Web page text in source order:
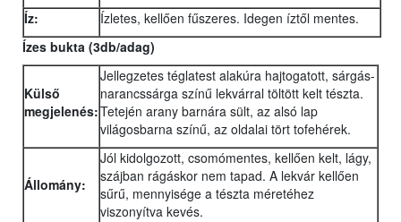
Íz:
Ízletes, kellően fűszeres. Idegen íztől mentes.
Ízes bukta (3db/adag)
Külső
megjelenés:
Jellegzetes téglatest alakúra hajtogatott, sárgás-
narancssárga színű lekvárral töltött kelt tészta.
Tetején arany barnára sült, az alsó lap
világosbarna színű, az oldalai tört tofehérek.
Állomány:
Jól kidolgozott, csomómentes, kellően kelt, lágy,
szájban rágáskor nem tapad. A lekvár kellően
sűrű, mennyisége a tészta méretéhez
viszonyítva kevés.